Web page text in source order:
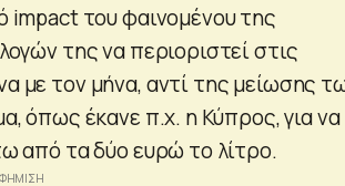
impact του φαινομένου της
της να περιοριστεί στις
με τον μήνα, αντί της μείωσης
όπως έκανε π.χ. η Κύπρος, για να
από τα δύο ευρώ το λίτρο.